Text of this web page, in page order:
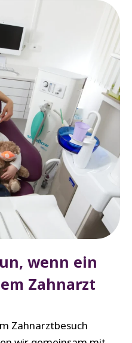
wenn ein
Zahnarzt
Zahnarztbesuch